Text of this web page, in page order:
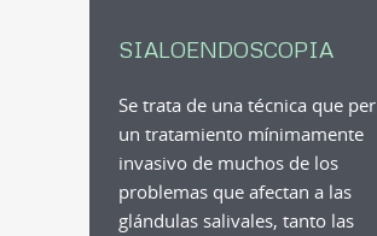
SIALOENDOSCOPIA
Se trata de una técnica que
un tratamiento mínimamente
invasivo de muchos de los
problemas que afectan a las
glándulas salivales, tanto las